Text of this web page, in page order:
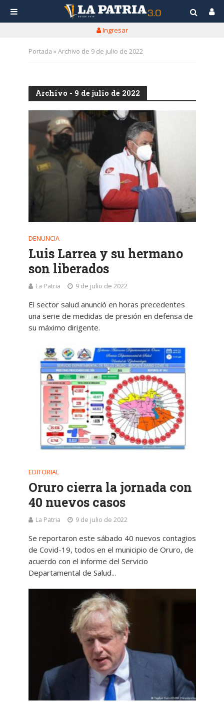
Ingresar
Portada »Archivo de 9 de julio de 2022
Archivo - 9 de julio de 2022
DENUNCIA
Luis Larrea y su hermano
son liberados
La Patria 9 de julio de 2022
El sector salud anunció en horas precedentes
una serie de medidas de presión en defensa de
su máximo dirigente.
EDITORIAL
Oruro cierra la jornada con
40 nuevos casos
La Patria 9 de julio de 2022
Se reportaron este sábado 40 nuevos contagios
de Covid-19, todos en el municipio de Oruro, de
acuerdo con el informe del Servicio
Departamental de Salud...